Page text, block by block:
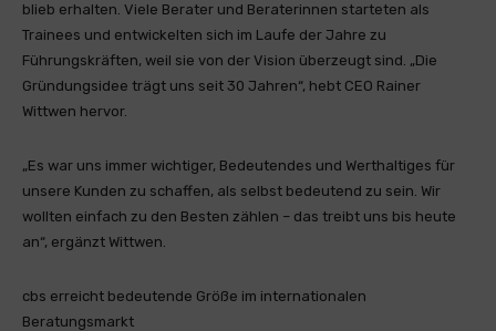
blieb erhalten. Viele Berater und Beraterinnen starteten als
Trainees und entwickelten sich im Laufe der Jahre zu
Führungskräften, weil sie von der Vision überzeugt sind. „Die
Gründungsidee trägt uns seit 30 Jahren“, hebt CEO Rainer
Wittwen hervor.
„Es war uns immer wichtiger, Bedeutendes und Werthaltiges für
unsere Kunden zu schaffen, als selbst bedeutend zu sein. Wir
wollten einfach zu den Besten zählen – das treibt uns bis heute
an“, ergänzt Wittwen.
cbs erreicht bedeutende Größe im internationalen
Beratungsmarkt